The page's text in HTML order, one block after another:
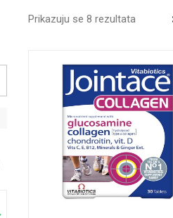
Prikazuju se 8 rezultata